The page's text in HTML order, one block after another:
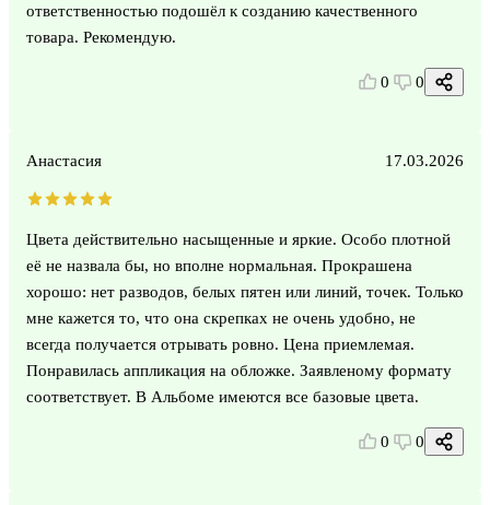
ответственностью подошёл к созданию качественного
товара. Рекомендую.
0 0
Анастасия 17.03.2026
Цвета действительно насыщенные и яркие. Особо плотной
её не назвала бы, но вполне нормальная. Прокрашена
хорошо: нет разводов, белых пятен или линий, точек. Только
мне кажется то, что она скрепках не очень удобно, не
всегда получается отрывать ровно. Цена приемлемая.
Понравилась аппликация на обложке. Заявленому формату
соответствует. В Альбоме имеются все базовые цвета.
0 0